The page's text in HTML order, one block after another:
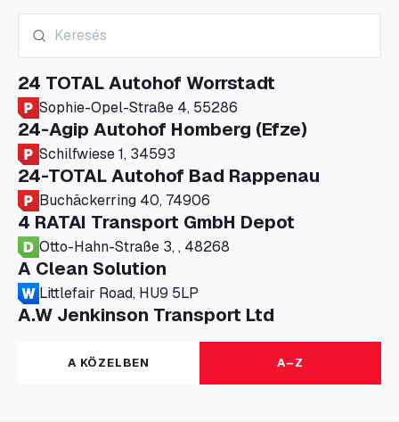
24 TOTAL Autohof Worrstadt
Sophie-Opel-Straße 4, 55286
24-Agip Autohof Homberg (Efze)
Schilfwiese 1, 34593
24-TOTAL Autohof Bad Rappenau
Buchäckerring 40, 74906
4 RATAI Transport GmbH Depot
Otto-Hahn-Straße 3, , 48268
A Clean Solution
Littlefair Road, HU9 5LP
A.W Jenkinson Transport Ltd
Progress House, ME11 5GA
A+G Nettetal - Depot Parking
Am Panneschopp 7, 41334
A KÖZELBEN A–Z